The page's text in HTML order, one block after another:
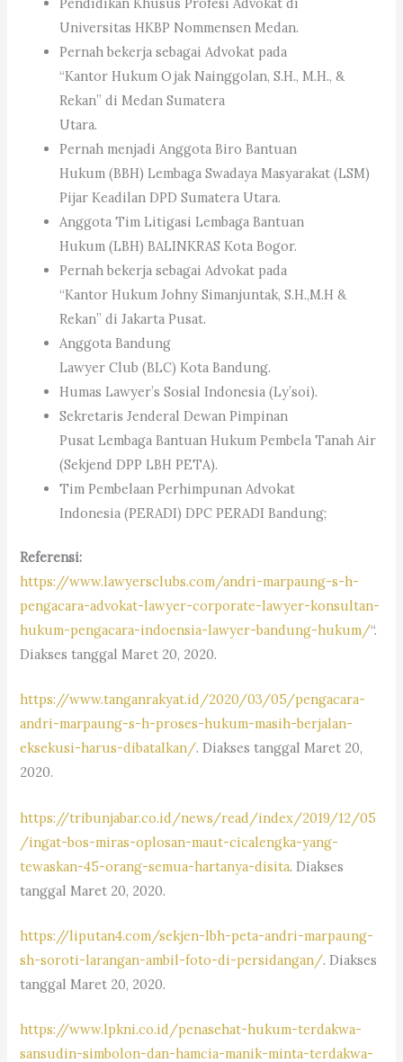
Universitas HKBP Nommensen Medan.
Pernah bekerja sebagai Advokat pada
“Kantor Hukum Ojak Nainggolan, S.H., M.H., &
Rekan” di Medan Sumatera
Utara.
Pernah menjadi Anggota Biro Bantuan
Hukum (BBH) Lembaga Swadaya Masyarakat (LSM)
Pijar Keadilan DPD Sumatera Utara.
Anggota Tim Litigasi Lembaga Bantuan
Hukum (LBH) BALINKRAS Kota Bogor.
Pernah bekerja sebagai Advokat pada
“Kantor Hukum Johny Simanjuntak, S.H.,M.H &
Rekan” di Jakarta Pusat.
Anggota Bandung
Lawyer Club (BLC) Kota Bandung.
Humas Lawyer’s Sosial Indonesia (Ly’soi).
Sekretaris Jenderal Dewan Pimpinan
Pusat Lembaga Bantuan Hukum Pembela Tanah Air
(Sekjend DPP LBH PETA).
Tim Pembelaan Perhimpunan Advokat
Indonesia (PERADI) DPC PERADI Bandung;
Referensi:
https://www.lawyersclubs.com/andri-marpaung-s-h-
pengacara-advokat-lawyer-corporate-lawyer-konsultan-
hukum-pengacara-indoensia-lawyer-bandung-hukum/“.
Diakses tanggal Maret 20, 2020.
https://www.tanganrakyat.id/2020/03/05/pengacara-
andri-marpaung-s-h-proses-hukum-masih-berjalan-
eksekusi-harus-dibatalkan/. Diakses tanggal Maret 20,
2020.
https://tribunjabar.co.id/news/read/index/2019/12/05
/ingat-bos-miras-oplosan-maut-cicalengka-yang-
tewaskan-45-orang-semua-hartanya-disita. Diakses
tanggal Maret 20, 2020.
https://liputan4.com/sekjen-lbh-peta-andri-marpaung-
sh-soroti-larangan-ambil-foto-di-persidangan/. Diakses
tanggal Maret 20, 2020.
https://www.lpkni.co.id/penasehat-hukum-terdakwa-
sansudin-simbolon-dan-hamcia-manik-minta-terdakwa-